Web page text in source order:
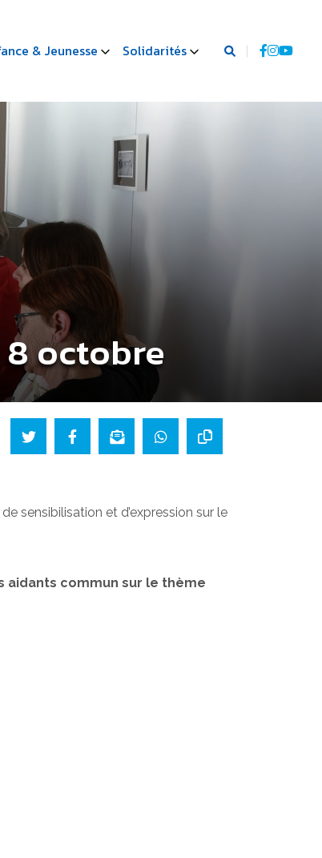
& Jeunesse Solidarités
8 octobre
sensibilisation et d’expression sur le
aidants commun sur le thème